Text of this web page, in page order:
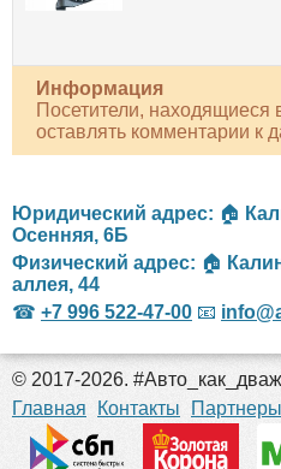
Информация
Посетители, находящиеся
оставлять комментарии к
Юридический адрес: 🏠
Осенняя, 6Б
Физический адрес: 🏠
аллея, 44
☎ +7 996 522-47-00 📧
© 2017-2026.
Главная
Контакты Партнеры